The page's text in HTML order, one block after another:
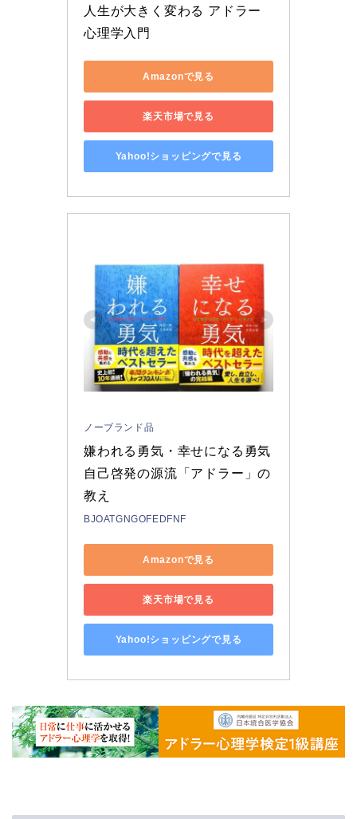
人生が大きく変わる アドラー
心理学入門
Amazonで見る
楽天市場で見る
Yahoo!ショッピングで見る
ノーブランド品
嫌われる勇気・幸せになる勇気
自己啓発の源流「アドラー」の
教え
BJOATGNGOFEDFNF
Amazonで見る
楽天市場で見る
Yahoo!ショッピングで見る